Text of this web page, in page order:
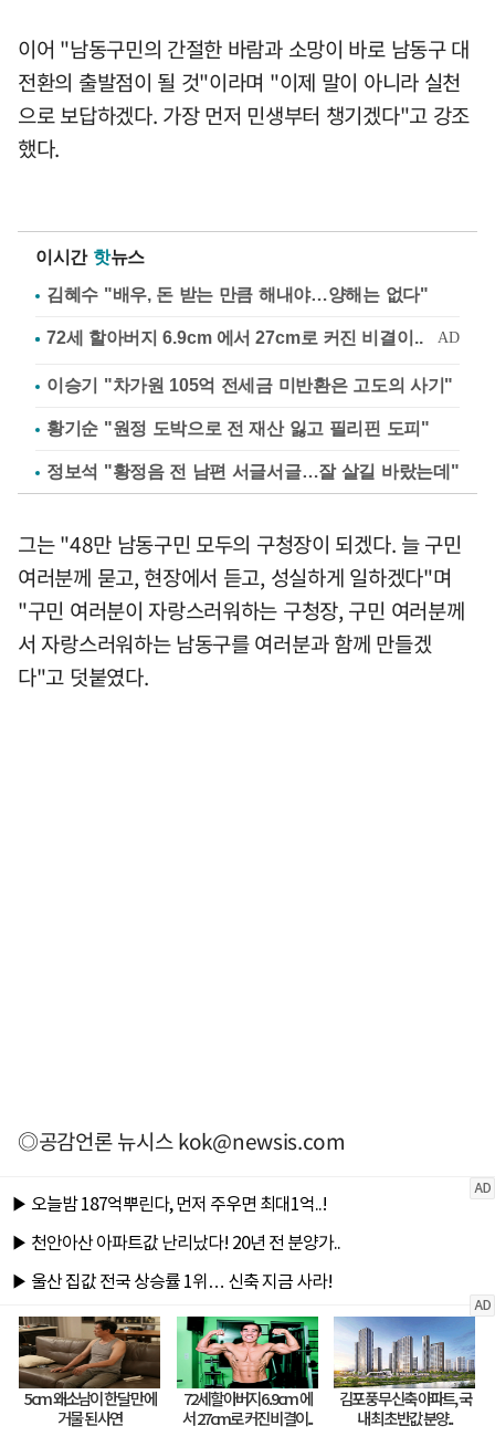
이어 "남동구민의 간절한 바람과 소망이 바로 남동구 대
전환의 출발점이 될 것"이라며 "이제 말이 아니라 실천
으로 보답하겠다. 가장 먼저 민생부터 챙기겠다"고 강조
했다.
이시간 핫뉴스
김혜수 "배우, 돈 받는 만큼 해내야…양해는 없다"
이승기 "차가원 105억 전세금 미반환은 고도의 사기"
황기순 "원정 도박으로 전 재산 잃고 필리핀 도피"
정보석 "황정음 전 남편 서글서글…잘 살길 바랐는데"
그는 "48만 남동구민 모두의 구청장이 되겠다. 늘 구민
여러분께 묻고, 현장에서 듣고, 성실하게 일하겠다"며
"구민 여러분이 자랑스러워하는 구청장, 구민 여러분께
서 자랑스러워하는 남동구를 여러분과 함께 만들겠
다"고 덧붙였다.
◎공감언론 뉴시스kok@newsis.com